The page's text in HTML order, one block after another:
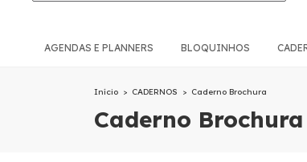
AGENDAS E PLANNERS BLOQUINHOS
Início > CADERNOS > Caderno Brochura
Caderno Brochura